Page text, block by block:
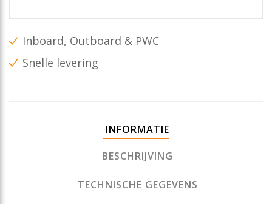
Inboard, Outboard & PWC
Snelle levering
INFORMATIE
BESCHRIJVING
TECHNISCHE GEGEVENS